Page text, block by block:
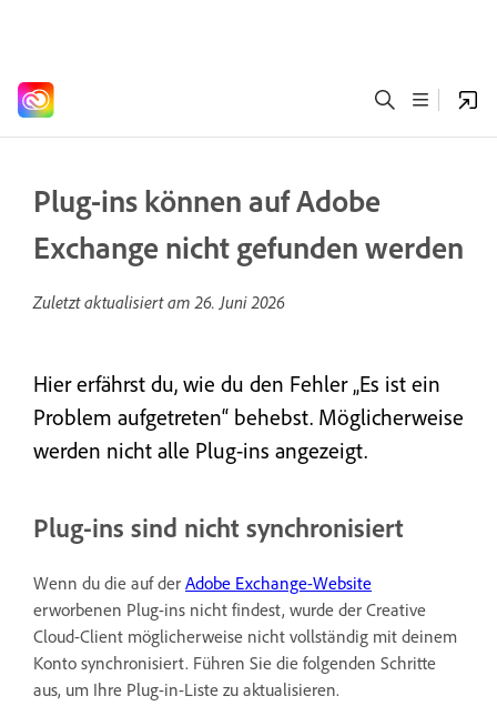
Plug-ins können auf Adobe
Exchange nicht gefunden werden
Zuletzt aktualisiert am26. Juni 2026
Hier erfährst du, wie du den Fehler „Es ist ein
Problem aufgetreten“ behebst. Möglicherweise
werden nicht alle Plug-ins angezeigt.
Plug-ins sind nicht synchronisiert
Wenn du die auf der Adobe Exchange-Website
erworbenen Plug-ins nicht findest, wurde der Creative
Cloud-Client möglicherweise nicht vollständig mit deinem
Konto synchronisiert. Führen Sie die folgenden Schritte
aus, um Ihre Plug-in-Liste zu aktualisieren.